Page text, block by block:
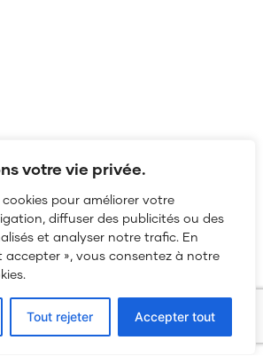
votre vie privée.
pour améliorer votre
diffuser des publicités ou des
et analyser notre trafic. En
accepter », vous consentez à notre
Tout rejeter Accepter tout
03 84 52 27 45
bonjour@my-production.fr